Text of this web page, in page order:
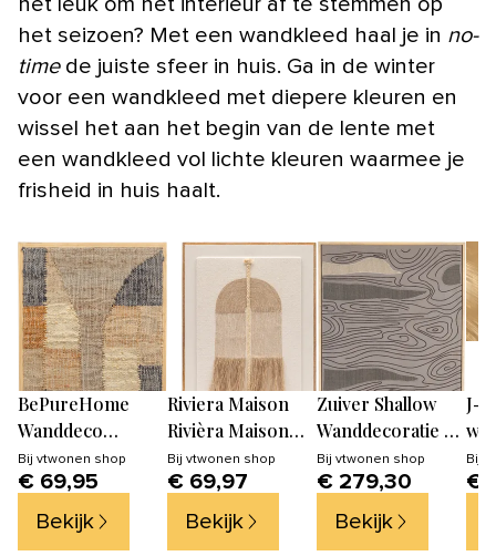
het leuk om het interieur af te stemmen op
het seizoen? Met een wandkleed haal je in no-
timede juiste sfeer in huis. Ga in de winter
voor een wandkleed met diepere kleuren en
wissel het aan het begin van de lente met
een wandkleed vol lichte kleuren waarmee je
frisheid in huis haalt.
BePureHome
Wanddeco
Release
Bij vtwonen shop
€ 69,95
Bekijk
Riviera Maison
Rivièra Maison
Kaia Wall
Decoration -
Mangohout,
katoen, jute
Bij vtwonen shop
€ 69,97
Bekijk
Zuiver Shallow
Wanddecoratie -
Multi colour
Bij vtwonen shop
€ 279,30
Bekijk
J-
Bij
€